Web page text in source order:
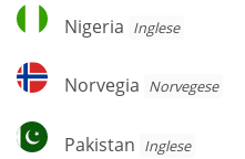
Nigeria
Nigeria Inglese
Norvegia
Norvegia Norvegese
Pakistan
Pakistan Inglese